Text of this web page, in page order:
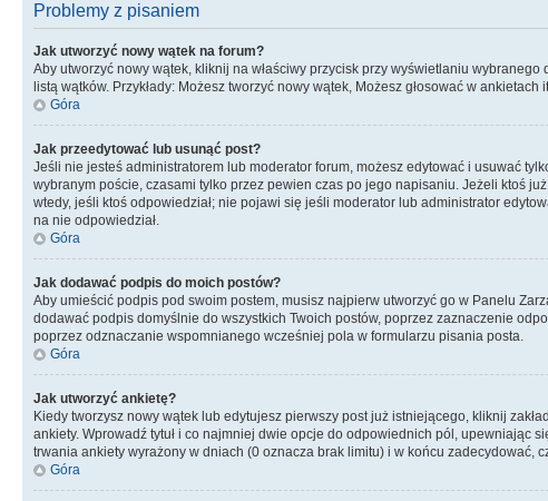
Problemy z pisaniem
Jak utworzyć nowy wątek na forum?
Aby utworzyć nowy wątek, kliknij na właściwy przycisk przy wyświetlaniu
listą wątków. Przykłady: Możesz tworzyć nowy wątek, Możesz głosować w ankietach
Góra
Jak przeedytować lub usunąć post?
Jeśli nie jesteś administratorem lub moderator forum, możesz edytować i usuwać
wybranym poście, czasami tylko przez pewien czas po jego napisaniu. Jeżeli ktoś
wtedy, jeśli ktoś odpowiedział; nie pojawi się jeśli moderator lub administrator
na nie odpowiedział.
Góra
Jak dodawać podpis do moich postów?
Aby umieścić podpis pod swoim postem, musisz najpierw utworzyć go w Panelu
dodawać podpis domyślnie do wszystkich Twoich postów, poprzez zaznaczenie
poprzez odznaczanie wspomnianego wcześniej pola w formularzu pisania posta.
Góra
Jak utworzyć ankietę?
Kiedy tworzysz nowy wątek lub edytujesz pierwszy post już istniejącego, kliknij
ankiety. Wprowadź tytuł i co najmniej dwie opcje do odpowiednich pól, upewniając
trwania ankiety wyrażony w dniach (0 oznacza brak limitu) i w końcu zadecydować,
Góra